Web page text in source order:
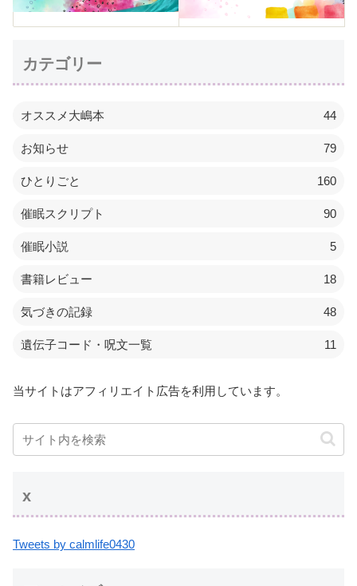
カテゴリー
オススメ大嶋本 44
お知らせ 79
ひとりごと 160
催眠スクリプト 90
催眠小説 5
書籍レビュー 18
気づきの記録 48
遺伝子コード・呪文一覧 11
当サイトはアフィリエイト広告を利用しています。
x
Tweets by calmlife0430